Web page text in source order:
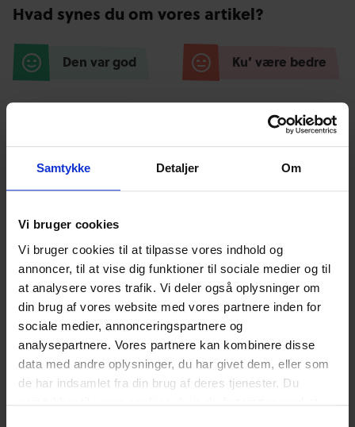
Samtykke Detaljer Om
Vi bruger cookies
Vi bruger cookies til at tilpasse vores indhold og
annoncer, til at vise dig funktioner til sociale medier og til
at analysere vores trafik. Vi deler også oplysninger om
din brug af vores website med vores partnere inden for
sociale medier, annonceringspartnere og
analysepartnere. Vores partnere kan kombinere disse
data med andre oplysninger, du har givet dem, eller som
de har indsamlet fra din brug af deres tjenester. Du
Hvad synes du om vores artikel?
Den var god Ku’ være bedre
Relaterede
blogindlæg
Nye ekspert-anbefalinger:10 trygge og
sjove danske computerspil
Nyheder
Nyheder Familiens hverdag
Familiens hverdag Gaming
Gaming Unges Digitale Liv
Unges Digitale Liv